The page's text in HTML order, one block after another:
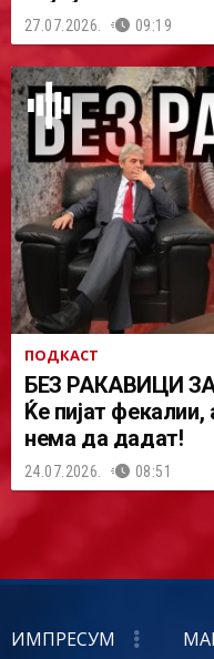
27.07.2026. 09:19
ПОДКАСТ
БЕЗ РАКАВИЦИ
Ќе пијат
нема да дадат!
24.07.2026. 08:51
ИМПРЕСУМ